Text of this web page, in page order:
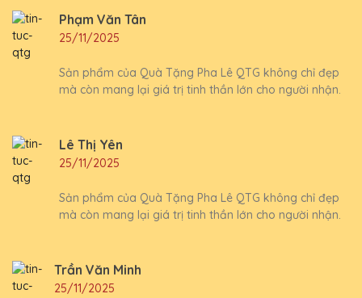
Phạm Văn Tân
25/11/2025
Sản phẩm của Quà Tặng Pha Lê QTG không chỉ đẹp
mà còn mang lại giá trị tinh thần lớn cho người nhận.
Lê Thị Yên
25/11/2025
Sản phẩm của Quà Tặng Pha Lê QTG không chỉ đẹp
mà còn mang lại giá trị tinh thần lớn cho người nhận.
Trần Văn Minh
25/11/2025